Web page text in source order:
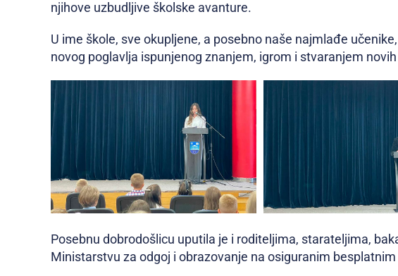
njihove uzbudljive školske avanture.
U ime škole, sve okupljene, a posebno naše najmlađe
novog poglavlja ispunjenog znanjem, igrom i stvaranjem
Posebnu dobrodošlicu uputila je i roditeljima, starateljima,
Ministarstvu za odgoj i obrazovanje na osiguranim